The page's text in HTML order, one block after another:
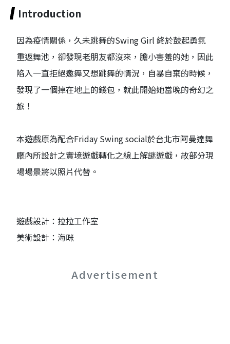
Introduction
因為疫情關係，久未跳舞的Swing Girl 終於鼓起勇氣
重返舞池，卻發現老朋友都沒來，膽小害羞的她，因此
陷入一直拒絕邀舞又想跳舞的情況，自暴自棄的時候，
發現了一個掉在地上的錢包，就此開始她當晚的奇幻之
旅！
本遊戲原為配合Friday Swing social於台北市阿曼達舞
廳內所設計之實境遊戲轉化之線上解謎遊戲，故部分現
場場景將以照片代替。
遊戲設計：拉拉工作室
美術設計：海咪
Advertisement